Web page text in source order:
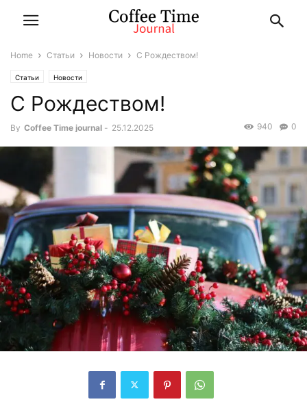
Home Статьи Новости С Рождеством!
Статьи Новости
С Рождеством!
By Coffee Time journal - 25.12.2025 0
940